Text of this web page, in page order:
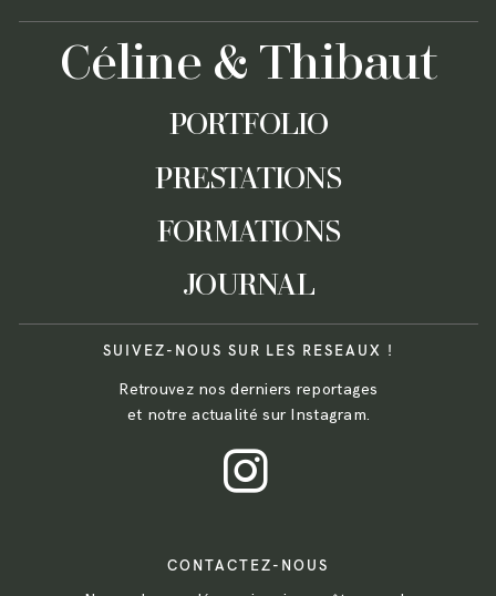
CONTACTEZ-NOUS
SUIVEZ-NOUS SUR LES RESEAUX !
Retrouvez nos derniers reportages
et notre actualité sur Instagram.
JOURNAL
FORMATIONS
PRESTATIONS
PORTFOLIO
Céline & Thibaut